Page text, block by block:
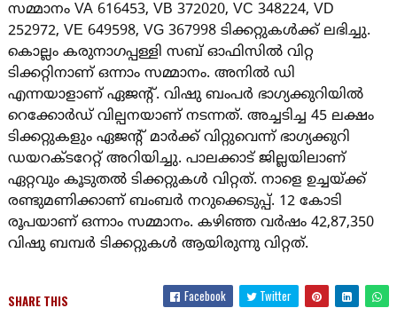
സമ്മാനം VA 616453, VB 372020, VC 348224, VD
252972, VE 649598, VG 367998 ടിക്കറ്റുകള്‍ക്ക് ലഭിച്ചു.
കൊല്ലം കരുനാഗപ്പള്ളി സബ് ഓഫിസില്‍ വിറ്റ
ടിക്കറ്റിനാണ് ഒന്നാം സമ്മാനം. അനില്‍ ഡി
എന്നയാളാണ് ഏജന്‍റ്. വിഷു ബംപർ ഭാഗ്യക്കുറിയിൽ
റെക്കോർഡ് വില്പനയാണ് നടന്നത്. അച്ചടിച്ച 45 ലക്ഷം
ടിക്കറ്റുകളും ഏജന്റ് മാർക്ക് വിറ്റുവെന്ന് ഭാഗ്യക്കുറി
ഡയറക്ടറേറ്റ് അറിയിച്ചു. പാലക്കാട് ജില്ലയിലാണ്
ഏറ്റവും കൂടുതൽ ടിക്കറ്റുകൾ വിറ്റത്. നാളെ ഉച്ചയ്ക്ക്
രണ്ടുമണിക്കാണ് ബംബർ നറുക്കെടുപ്പ്. 12 കോടി
രൂപയാണ് ഒന്നാം സമ്മാനം. കഴിഞ്ഞ വർഷം 42,87,350
വിഷു ബമ്പർ ടിക്കറ്റുകൾ ആയിരുന്നു വിറ്റത്.
SHARE THIS Facebook Twitter